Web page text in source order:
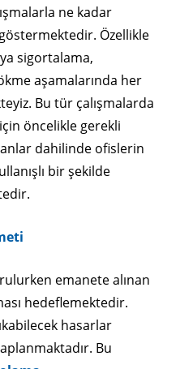
ne kadar
Özellikle
sigortalama,
aşamalarında her
Bu tür çalışmalarda
için öncelikle gerekli
dahilinde ofislerin
bir şekilde
emanete alınan
hedeflemektedir.
hasarlar
Bu